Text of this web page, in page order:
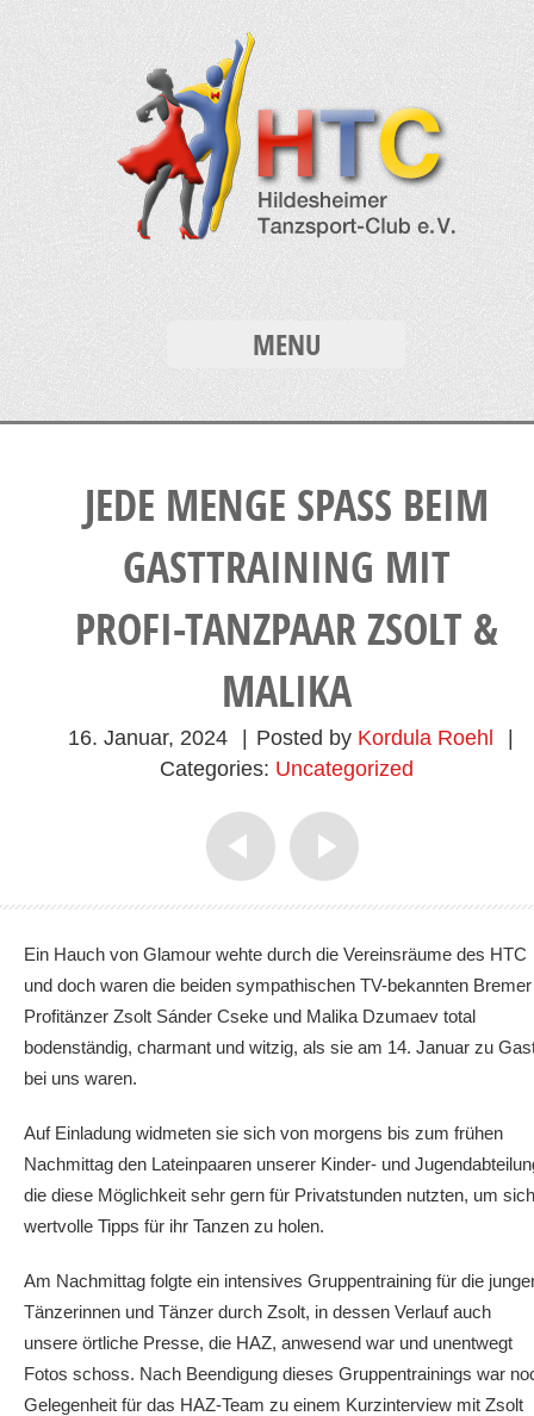
MENU
JEDE MENGE SPASS BEIM G
ASTTRAINING MIT
PROFI-TANZPAAR ZSOLT &
MALIKA
16. Januar, 2024 Posted by Kordula Roehl
Categories: Uncategorized
Ein Hauch von Glamour wehte durch die Vereinsräume des HTC
und doch waren die beiden sympathischen TV-bekannten Bremer
Profitänzer Zsolt Sánder Cseke und Malika Dzumaev total
bodenständig, charmant und witzig, als sie am 14. Januar zu
bei uns waren.
Auf Einladung widmeten sie sich von morgens bis zum frühen
Nachmittag den Lateinpaaren unserer Kinder- und
die diese Möglichkeit sehr gern für Privatstunden nutzten, um sich
wertvolle Tipps für ihr Tanzen zu holen.
Am Nachmittag folgte ein intensives Gruppentraining für die
Tänzerinnen und Tänzer durch Zsolt, in dessen Verlauf auch
unsere örtliche Presse, die HAZ, anwesend war und unentwegt
Fotos schoss. Nach Beendigung dieses Gruppentrainings war
Gelegenheit für das HAZ-Team zu einem Kurzinterview mit Zsolt